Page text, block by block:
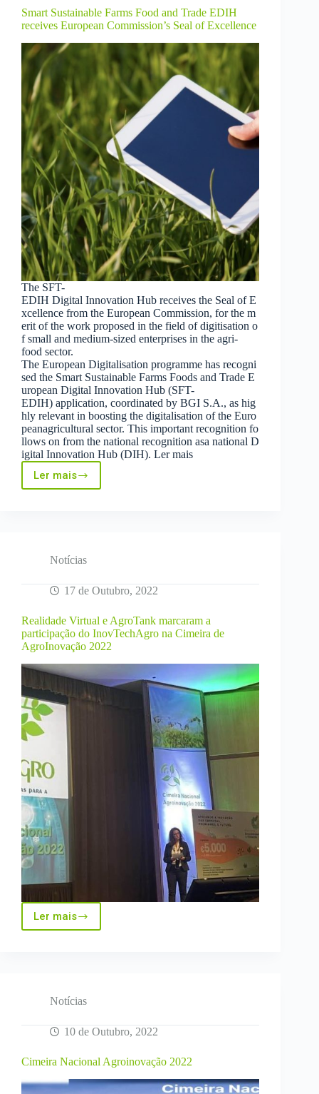
Smart Sustainable Farms Food and Trade EDIH
receives European Commission’s Seal of Excellence
The SFT-
EDIH Digital Innovation Hub receives the Seal of E
xcellence from the European Commission, for the m
erit of the work proposed in the field of digitisation o
f small and medium-sized enterprises in the agri-
food sector.
The European Digitalisation programme has recogni
sed the Smart Sustainable Farms Foods and Trade E
uropean Digital Innovation Hub (SFT-
EDIH) application, coordinated by BGI S.A., as hig
hly relevant in boosting the digitalisation of the Euro
peanagricultural sector. This important recognition fo
llows on from the national recognition asa national D
igital Innovation Hub (DIH). Ler mais
Ler mais
Smart
Sustainable
EDIH
European
Commission’s
of
Excellence
Notícias
17 de Outubro, 2022
Realidade Virtual e AgroTank marcaram a
participação do InovTechAgro na Cimeira de
AgroInovação 2022
Ler maisRealidade
Virtual
participação
InovTechAgro
na
de
2022
Notícias
10 de Outubro, 2022
Cimeira Nacional Agroinovação 2022